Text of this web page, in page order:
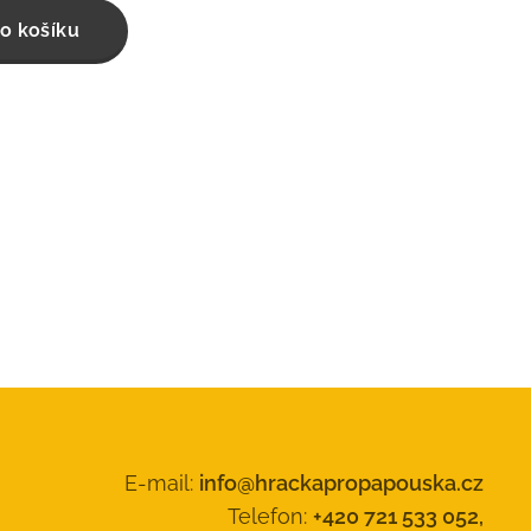
košíku
E-mail: info@hrackapropapouska.cz
Telefon: +420 721 533 052,